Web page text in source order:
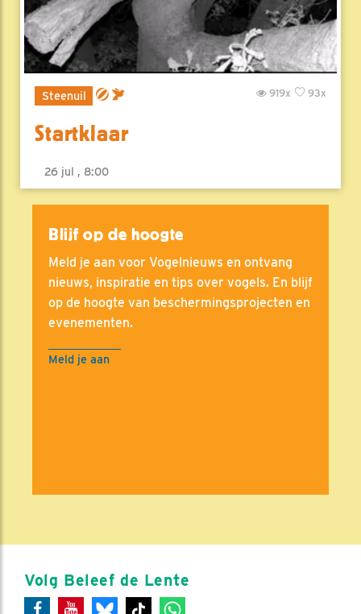
Steenuil 93x
919x
Startklaar
26 jul , 8:00
Blijf op de hoogte
Meld je aan voor Vogelnieuws en ontvang
nieuws, inspiratie en tips over vogels. En blijf
op de hoogte van beschermingsprojecten en
evenementen.
Meld je aan
Volg Beleef de Lente